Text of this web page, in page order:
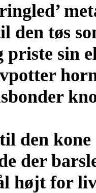
den tøs
priste sin
den kone
der
højt for